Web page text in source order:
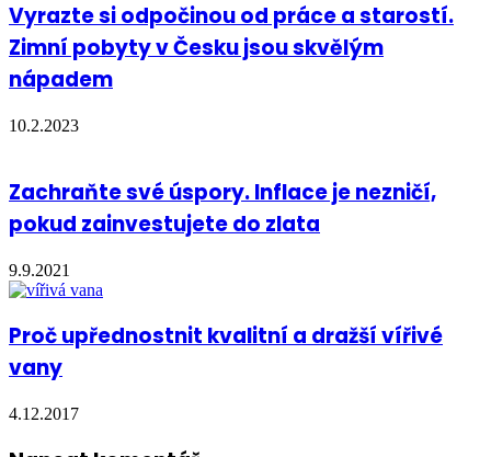
Vyrazte si odpočinou od práce a starostí.
Zimní pobyty v Česku jsou skvělým
nápadem
10.2.2023
Zachraňte své úspory. Inflace je nezničí,
pokud zainvestujete do zlata
9.9.2021
Proč upřednostnit kvalitní a dražší vířivé
vany
4.12.2017